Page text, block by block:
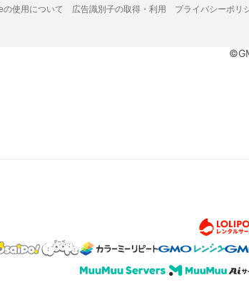
の使用について 広告識別子の取得・利用 プライバシーポリ